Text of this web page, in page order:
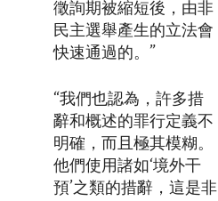
徵詢期被縮短後，由非
民主選舉產生的立法會
快速通過的。”
“我們也認為，許多措
辭和概述的罪行定義不
明確，而且極其模糊。
他們使用諸如‘境外干
預’之類的措辭，這是非